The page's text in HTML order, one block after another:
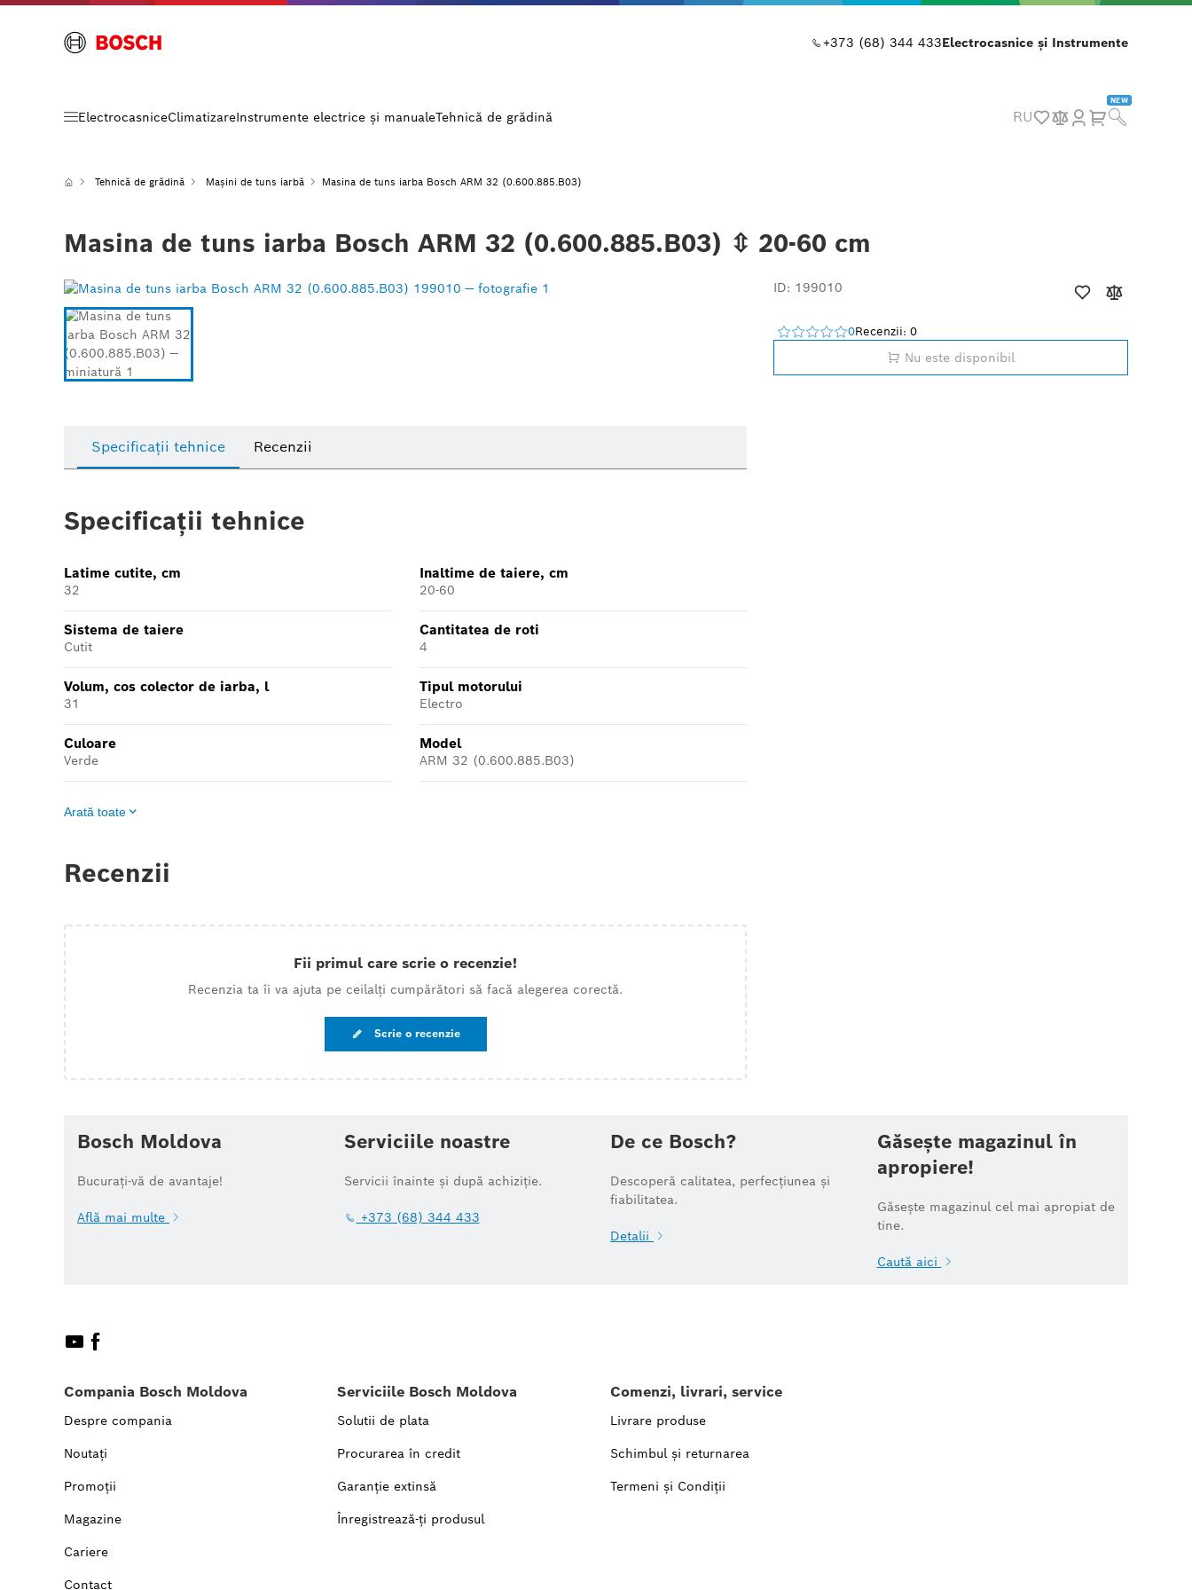
+373 (68) 344 433Electrocasnice și Instrumente
ElectrocasniceClimatizareInstrumente electrice și manualeTehnică de grădină RU
NEW
Tehnică de grădină Mașini de tuns iarbă Masina de tuns iarba Bosch ARM 32 (0.600.885.B03)
Masina de tuns iarba Bosch ARM 32 (0.600.885.B03) ⇳ 20-60 cm
ID: 199010
0Recenzii: 0
Nu este disponibil
Specificații tehnice Recenzii
Specificații tehnice
Latime cutite, cm
32
Inaltime de taiere, cm
20-60
Sistema de taiere
Cutit
Cantitatea de roti
4
Volum, cos colector de iarba, l
31
Tipul motorului
Electro
Culoare
Verde
Model
ARM 32 (0.600.885.B03)
Arată toate
Recenzii
Fii primul care scrie o recenzie!
Recenzia ta îi va ajuta pe ceilalți cumpărători să facă alegerea corectă.
Scrie o recenzie
Bosch Moldova
Bucurați-vă de avantaje!
Află mai multe
Serviciile noastre
Servicii înainte și după achiziție.
+373 (68) 344 433
De ce Bosch?
Descoperă calitatea, perfecțiunea și
fiabilitatea.
Detalii
Găsește magazinul în
apropiere!
Găsește magazinul cel mai apropiat de
tine.
Caută aici
Compania Bosch Moldova
Despre compania
Noutați
Promoții
Magazine
Cariere
Contact
Serviciile Bosch Moldova
Solutii de plata
Procurarea în credit
Garanție extinsă
Înregistrează-ți produsul
Comenzi, livrari, service
Livrare produse
Schimbul și returnarea
Termeni și Condiții